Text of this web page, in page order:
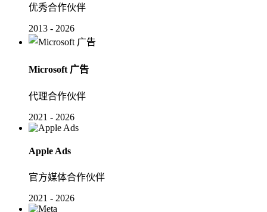
优秀合作伙伴
2013 - 2026
Microsoft 广告
代理合作伙伴
2021 - 2026
Apple Ads
官方媒体合作伙伴
2021 - 2026